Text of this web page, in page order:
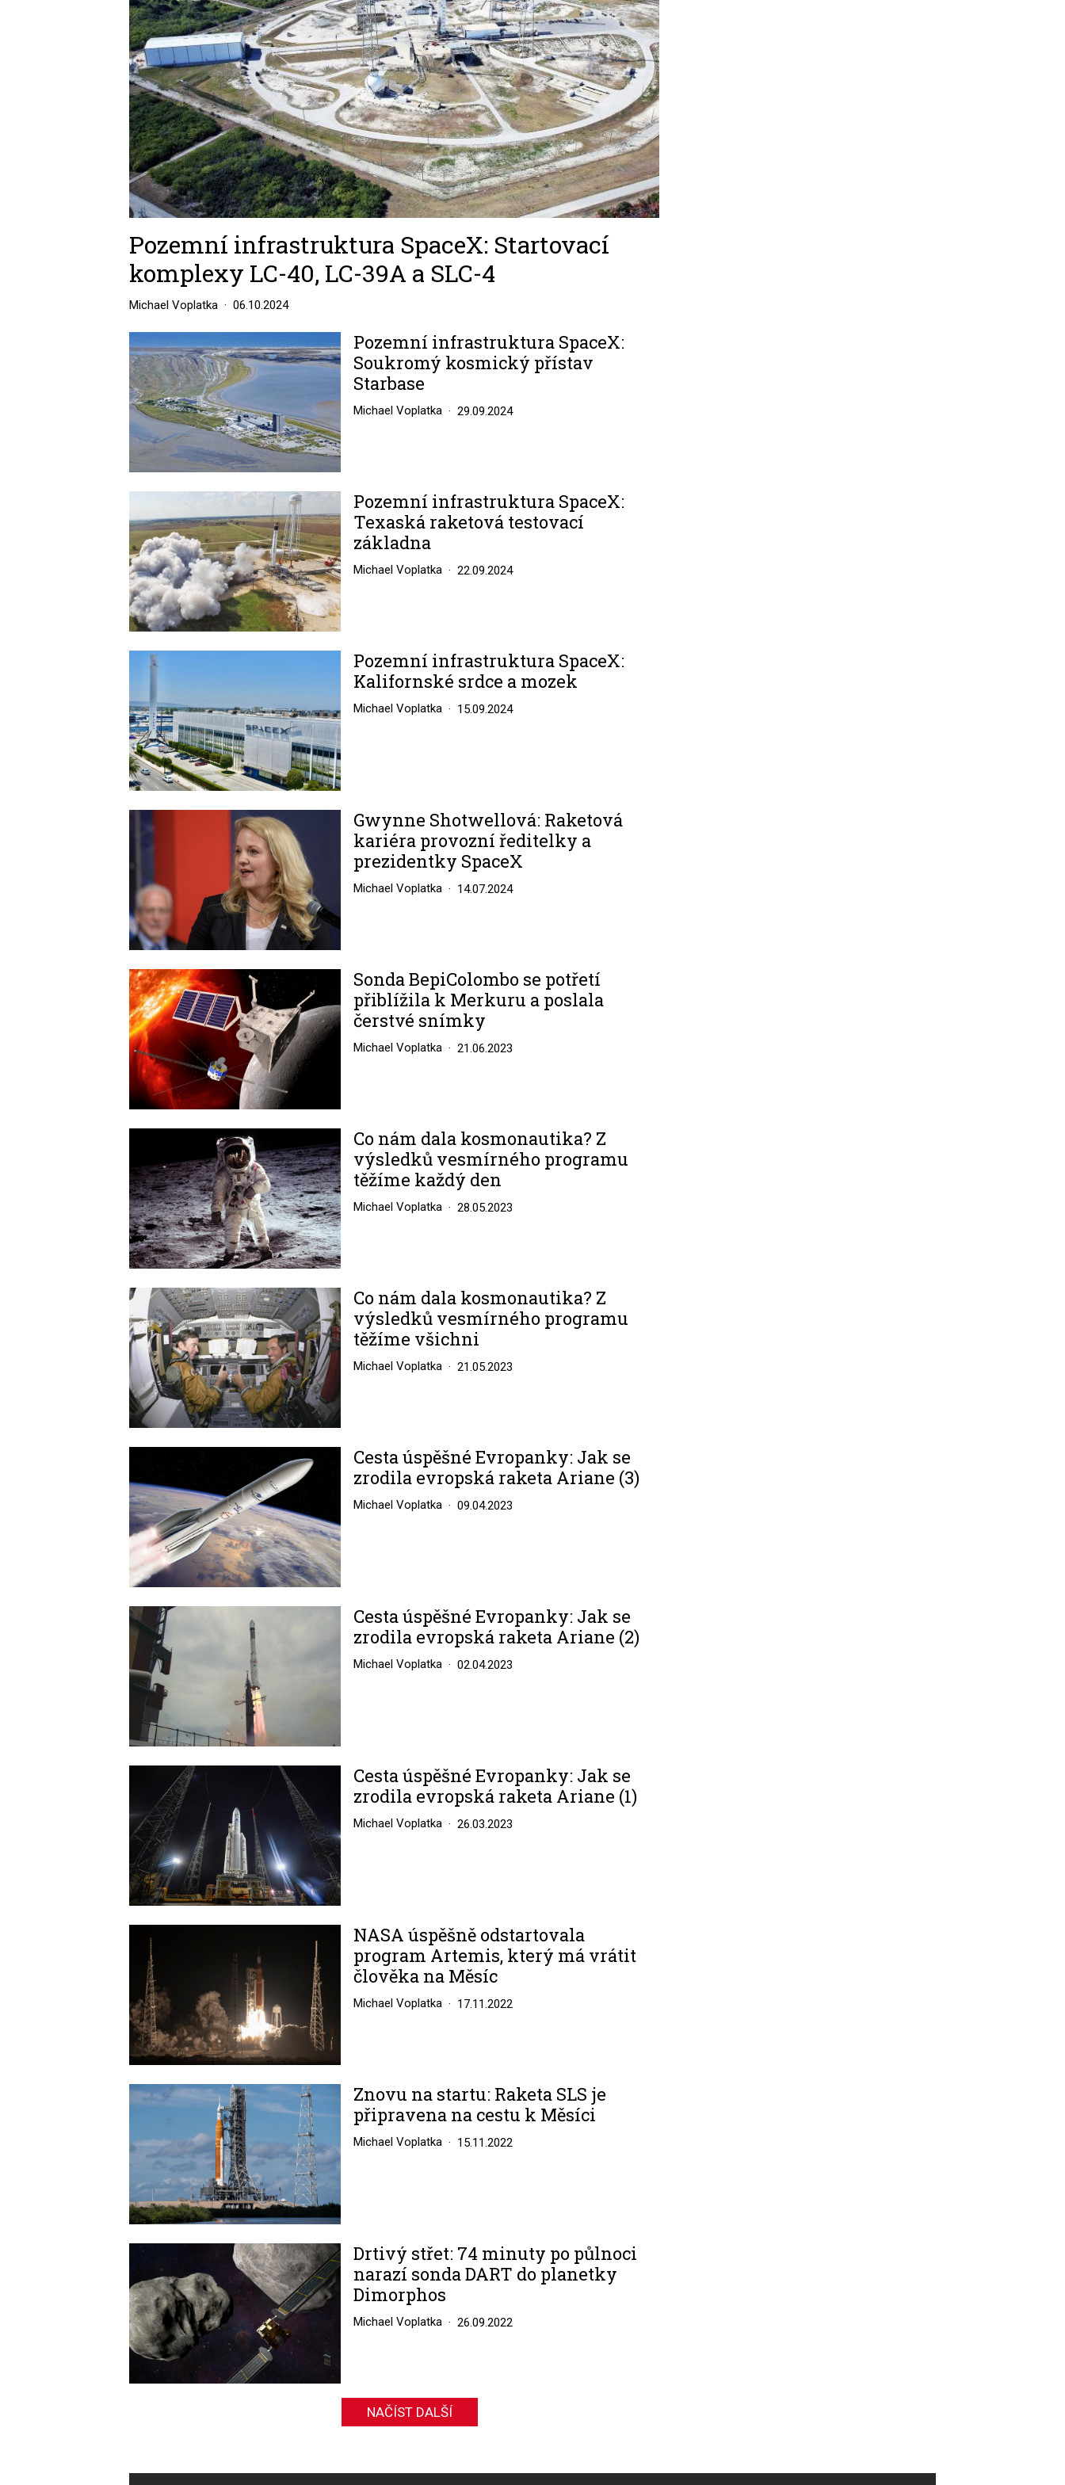
Pozemní infrastruktura SpaceX: Startovací
komplexy LC-40, LC-39A a SLC-4
Michael Voplatka 06.10.2024
Image
Pozemní infrastruktura SpaceX:
Soukromý kosmický přístav
Starbase
Michael Voplatka 29.09.2024
Pozemní infrastruktura SpaceX:
Texaská raketová testovací
základna
Michael Voplatka 22.09.2024
Image
Pozemní infrastruktura SpaceX:
Kalifornské srdce a mozek
Michael Voplatka 15.09.2024
Gwynne Shotwellová: Raketová
kariéra provozní ředitelky a
prezidentky SpaceX
Michael Voplatka 14.07.2024
Image
Sonda BepiColombo se potřetí
přiblížila k Merkuru a poslala
čerstvé snímky
Michael Voplatka 21.06.2023
Co nám dala kosmonautika? Z
výsledků vesmírného programu
těžíme každý den
Michael Voplatka 28.05.2023
Image
Co nám dala kosmonautika? Z
výsledků vesmírného programu
těžíme všichni
Michael Voplatka 21.05.2023
Cesta úspěšné Evropanky: Jak se
zrodila evropská raketa Ariane (3)
Michael Voplatka 09.04.2023
Image
Cesta úspěšné Evropanky: Jak se
zrodila evropská raketa Ariane (2)
Michael Voplatka 02.04.2023
Cesta úspěšné Evropanky: Jak se
zrodila evropská raketa Ariane (1)
Michael Voplatka 26.03.2023
Image
NASA úspěšně odstartovala
program Artemis, který má vrátit
člověka na Měsíc
Michael Voplatka 17.11.2022
Image
Znovu na startu: Raketa SLS je
připravena na cestu k Měsíci
Michael Voplatka 15.11.2022
Image
Drtivý střet: 74 minuty po půlnoci
narazí sonda DART do planetky
Dimorphos
Michael Voplatka 26.09.2022
NAČÍST DALŠÍ